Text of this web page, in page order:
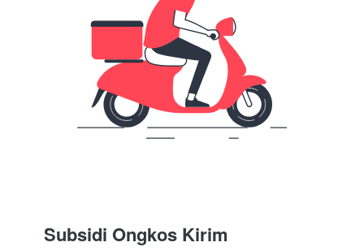
Subsidi Ongkos Kirim